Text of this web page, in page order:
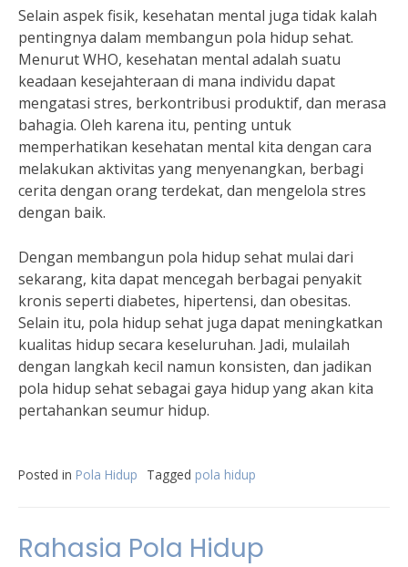
Selain aspek fisik, kesehatan mental juga tidak kalah
pentingnya dalam membangun pola hidup sehat.
Menurut WHO, kesehatan mental adalah suatu
keadaan kesejahteraan di mana individu dapat
mengatasi stres, berkontribusi produktif, dan merasa
bahagia. Oleh karena itu, penting untuk
memperhatikan kesehatan mental kita dengan cara
melakukan aktivitas yang menyenangkan, berbagi
cerita dengan orang terdekat, dan mengelola stres
dengan baik.
Dengan membangun pola hidup sehat mulai dari
sekarang, kita dapat mencegah berbagai penyakit
kronis seperti diabetes, hipertensi, dan obesitas.
Selain itu, pola hidup sehat juga dapat meningkatkan
kualitas hidup secara keseluruhan. Jadi, mulailah
dengan langkah kecil namun konsisten, dan jadikan
pola hidup sehat sebagai gaya hidup yang akan kita
pertahankan seumur hidup.
Posted in Pola Hidup Tagged pola hidup
Rahasia Pola Hidup